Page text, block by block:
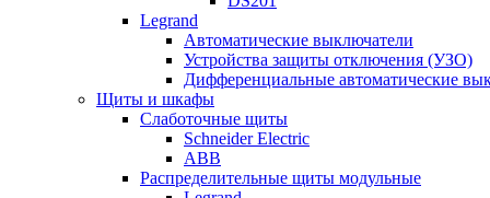
Legrand
Автоматические выключатели
Устройства защиты отключения (УЗО)
Дифференциальные автоматические
Щиты и шкафы
Слаботочные щиты
Schneider Electric
ABB
Распределительные щиты модульные